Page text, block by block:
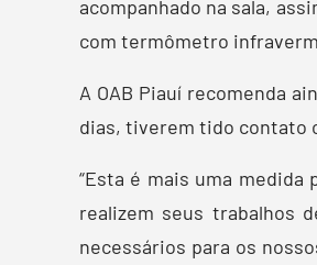
acompanhado na sala,
com termômetro
A OAB Piauí recomenda
dias, tiverem tido contato
“Esta é mais uma medida
realizem seus trabalhos
necessários para os